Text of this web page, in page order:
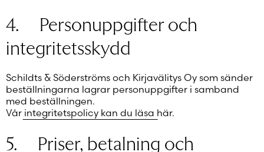
4. Personuppgifter och
integritetsskydd
Schildts & Söderströms och Kirjavälitys Oy som sänder
beställningarna lagrar personuppgifter i samband
med beställningen.
Vår integritetspolicy kan du läsa här.
5. Priser, betalning och